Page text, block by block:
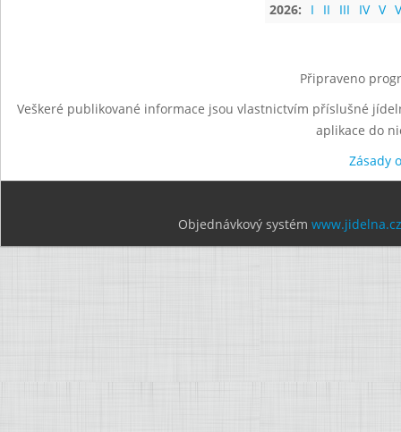
2026:
I II III IV V
Připraveno
Veškeré publikované informace jsou vlastnictvím příslušné
aplikace do
Zásady
Objednávkový systém www.jidelna.cz